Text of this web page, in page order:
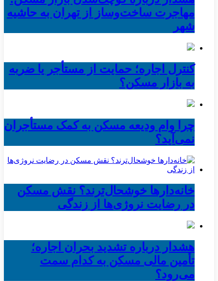
مهاجرت ساخت‌وساز از تهران به حاشیه‌
شهر
کنترل اجاره؛ حمایت از مستأجر یا ضربه
به بازار مسکن؟
چرا وام ودیعه مسکن به کمک مستأجران
نمی‌آید؟
خانه‌دارها خوشحال‌ترند؟ نقش مسکن
در رضایت نروژی‌ها از زندگی
هشدار درباره تشدید بحران اجاره؛
تأمین مالی مسکن به کدام سمت
می‌رود؟